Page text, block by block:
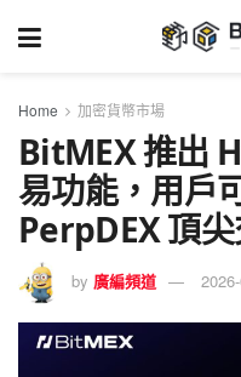
Home 加密貨幣市場
BitMEX 推出
易功能，用戶
PerpDEX 頂
by 廣編頻道